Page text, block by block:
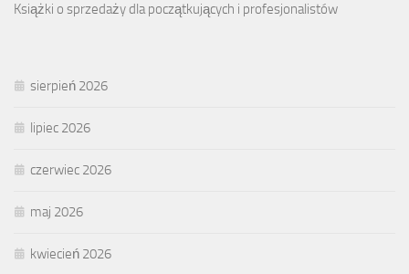
Książki o sprzedaży dla początkujących i profesjonalistów
sierpień 2026
lipiec 2026
czerwiec 2026
maj 2026
kwiecień 2026